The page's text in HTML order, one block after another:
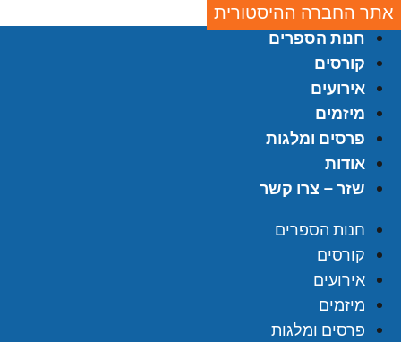
אתר החברה ההיסטורית
חנות הספרים
קורסים
אירועים
מיזמים
פרסים ומלגות
אודות
שזר – צרו קשר
חנות הספרים
קורסים
אירועים
מיזמים
פרסים ומלגות